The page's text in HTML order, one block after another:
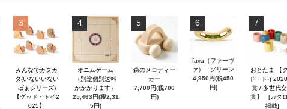
3
みんなでカタカ
タ(いないいない
ばぁシリーズ)
【グッド・トイ2
025】
4
オニムゲーム
（別途個別送料
がかかります）
25,463円(税2,31
5円)
5
森のメロディー
カー
7,700円(税700
円)
6
fava（ファーヴ
ァ） グリーン
4,950円(税450
円)
7
おとたま 【
ド・トイ
賞 / 多世代
賞】 [カタ
掲載]